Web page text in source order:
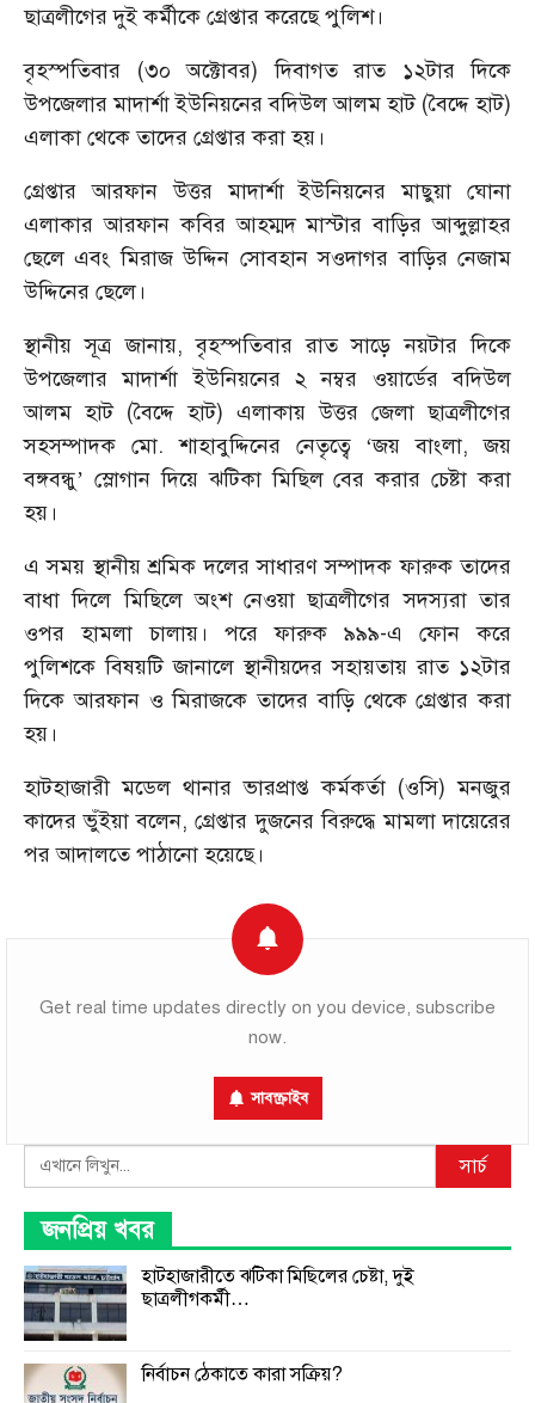
ছাত্রলীগের দুই কর্মীকে গ্রেপ্তার করেছে পুলিশ।
বৃহস্পতিবার (৩০ অক্টোবর) দিবাগত রাত ১২টার দিকে
উপজেলার মাদার্শা ইউনিয়নের বদিউল আলম হাট (বৈদ্দে হাট)
এলাকা থেকে তাদের গ্রেপ্তার করা হয়।
গ্রেপ্তার আরফান উত্তর মাদার্শা ইউনিয়নের মাছুয়া ঘোনা
এলাকার আরফান কবির আহম্মদ মাস্টার বাড়ির আব্দুল্লাহর
ছেলে এবং মিরাজ উদ্দিন সোবহান সওদাগর বাড়ির নেজাম
উদ্দিনের ছেলে।
স্থানীয় সূত্র জানায়, বৃহস্পতিবার রাত সাড়ে নয়টার দিকে
উপজেলার মাদার্শা ইউনিয়নের ২ নম্বর ওয়ার্ডের বদিউল
আলম হাট (বৈদ্দে হাট) এলাকায় উত্তর জেলা ছাত্রলীগের
সহসম্পাদক মো. শাহাবুদ্দিনের নেতৃত্বে ‘জয় বাংলা, জয়
বঙ্গবন্ধু’ স্লোগান দিয়ে ঝটিকা মিছিল বের করার চেষ্টা করা
হয়।
এ সময় স্থানীয় শ্রমিক দলের সাধারণ সম্পাদক ফারুক তাদের
বাধা দিলে মিছিলে অংশ নেওয়া ছাত্রলীগের সদস্যরা তার
ওপর হামলা চালায়। পরে ফারুক ৯৯৯-এ ফোন করে
পুলিশকে বিষয়টি জানালে স্থানীয়দের সহায়তায় রাত ১২টার
দিকে আরফান ও মিরাজকে তাদের বাড়ি থেকে গ্রেপ্তার করা
হয়।
হাটহাজারী মডেল থানার ভারপ্রাপ্ত কর্মকর্তা (ওসি) মনজুর
কাদের ভুঁইয়া বলেন, গ্রেপ্তার দুজনের বিরুদ্ধে মামলা দায়েরের
পর আদালতে পাঠানো হয়েছে।
Get real time updates directly on you device, subscribe
now.
সাবস্ক্রাইব
Search সার্চ
জনপ্রিয় খবর
হাটহাজারীতে ঝটিকা মিছিলের চেষ্টা, দুই
ছাত্রলীগকর্মী…
নির্বাচন ঠেকাতে কারা সক্রিয়?